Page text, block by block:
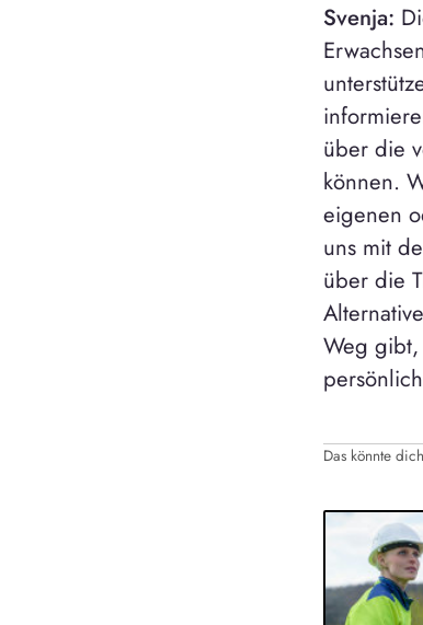
Svenja:
über die
können.
eigenen
uns mit
über die
Weg gibt,
Das könnte